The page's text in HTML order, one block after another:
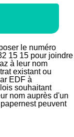
le numéro
15 15 pour joindre
à leur nom
existant ou
EDF à
souhaitant
nom auprès d'un
peuvent